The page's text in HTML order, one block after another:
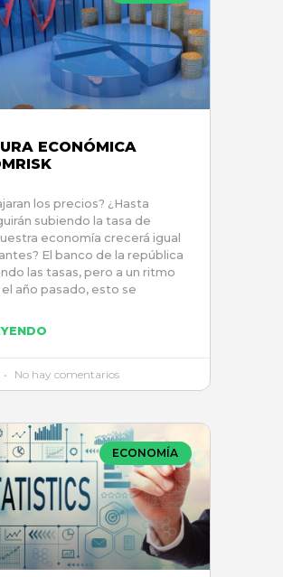
ECONÓMICA
los precios? ¿Hasta
subiendo la tasa de
economía crecerá igual
El banco de la república
las tasas, pero a un ritmo
año pasado, esto se
No hay comentarios
ECONOMÍA